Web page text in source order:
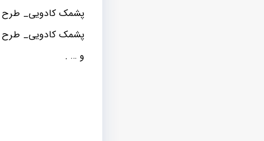
پشمک کادویی_
پشمک کادویی_ طرح
و … .